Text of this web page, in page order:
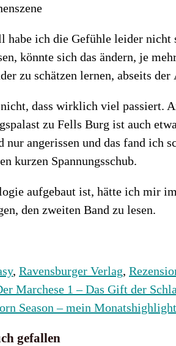
habe ich die Gefühle leider
könnte sich das ändern, je
zu schätzen lernen, abseits
dass wirklich viel passiert.
zu Fells Burg ist auch
nur angerissen und das fand ich
kurzen Spannungsschub.
aufgebaut ist, hätte ich mir
den zweiten Band zu lesen.
, Ravensburger Verlag,
Marchese 1 – Das Gift der
Season – mein
gefallen